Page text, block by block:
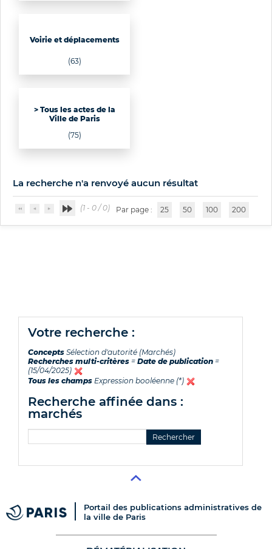
Voirie et déplacements
(63)
> Tous les actes de la
Ville de Paris
(75)
La recherche n'a renvoyé aucun résultat
(1 - 0 / 0) Par page : 25 50 100 200
votre recherche :
Concepts Sélection d'autorité (Marchés)
Recherches multi-critères = Date de publication =
(15/04/2025)
Tous les champs Expression booléenne (*)
recherche affinée dans :
marchés
Portail des publications administratives de
la ville de Paris